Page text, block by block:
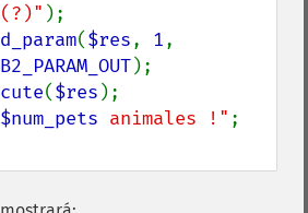
($res, 1
($res );
$num_pets animales !"